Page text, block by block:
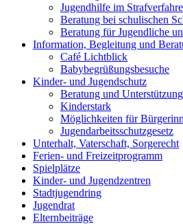
Jugendhilfe im
Beratung bei schulischen
Beratung für Jugendliche
Information, Begleitung und
Café Lichtblick
Babybegrüßungsbesuche
Kinder- und Jugendschutz
Beratung und
Kinderstark
Möglichkeiten für
Jugendarbeitsschutzgesetz
Unterhalt, Vaterschaft, Sorgerecht
Ferien- und Freizeitprogramm
Spielplätze
Kinder- und Jugendzentren
Stadtjugendring
Jugendrat
Elternbeiträge